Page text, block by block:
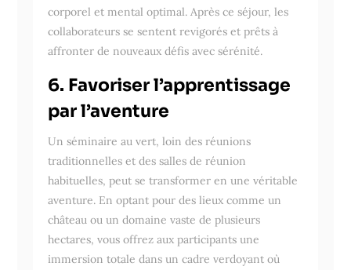
corporel et mental optimal. Après ce séjour, les
collaborateurs se sentent revigorés et prêts à
affronter de nouveaux défis avec sérénité.
6. Favoriser l’apprentissage
par l’aventure
Un séminaire au vert, loin des réunions
traditionnelles et des salles de réunion
habituelles, peut se transformer en une véritable
aventure. En optant pour des lieux comme un
château ou un domaine vaste de plusieurs
hectares, vous offrez aux participants une
immersion totale dans un cadre verdoyant où